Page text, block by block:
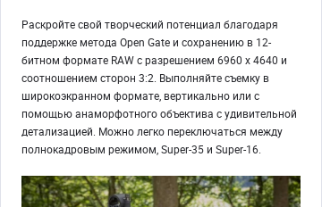
Раскройте свой творческий потенциал благодаря
поддержке метода Open Gate и сохранению в 12-
битном формате RAW с разрешением 6960 x 4640 и
соотношением сторон 3:2. Выполняйте съемку в
широкоэкранном формате, вертикально или с
помощью анаморфотного объектива с удивительной
детализацией. Можно легко переключаться между
полнокадровым режимом, Super-35 и Super-16.